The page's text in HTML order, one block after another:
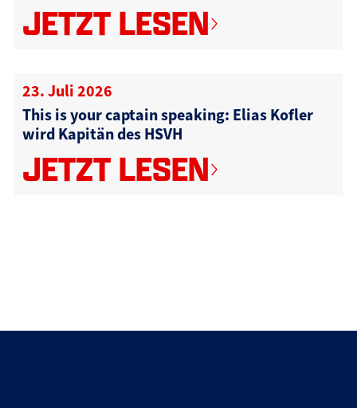
JETZT LESEN
23. Juli 2026
This is your captain speaking: Elias Kofler
wird Kapitän des HSVH
JETZT LESEN